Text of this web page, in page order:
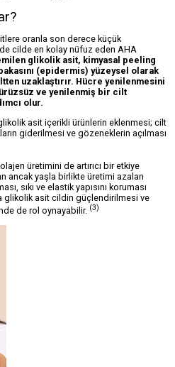
oranla son derece küçük
cilde en kolay nüfuz eden AHA
glikolik asit, kimyasal peeling
(epidermis) yüzeysel olarak
uzaklaştırır. Hücre yenilenmesini
ve yenilenmiş bir cilt
olur.
asit içerikli ürünlerin eklenmesi; cilt
giderilmesi ve gözeneklerin açılması
üretimini de artırıcı bir etkiye
ancak yaşla birlikte üretimi azalan
sıkı ve elastik yapısını koruması
glikolik asit cildin güçlendirilmesi ve
de rol oynayabilir. (3)